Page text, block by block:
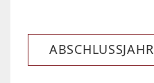
ABSCHLUSSJAHR